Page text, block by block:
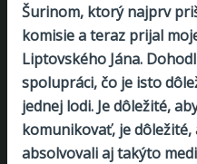
Šurinom, ktorý najprv
komisie a teraz prijal
Liptovského Jána.
spolupráci, čo je isto
jednej lodi. Je dôležité,
komunikovať, je dôležité,
absolvovali aj takýto